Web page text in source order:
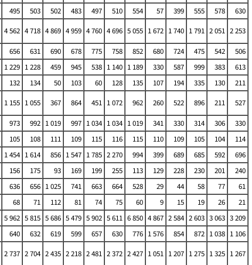
495 503 502 483 497 510 554 57 399 555 578
630
4 562 4 718 4 869 4 959 4 760 4 696 5 055 1 672 1 740 1 791 2 051 2 253
656 631 690 678 775 758 852 680 724 475 542
506
1 229 1 228 459 945 538 1 140 1 189 330 587 999 383
613
132 134 50 103 60 128 135 107 194 335 130
211
1 155 1 055 367 864 451 1 072 962 260 522 896 211
527
973 992 1 019 997 1 034 1 034 1 019 341 330 314 306
330
105 108 111 109 115 116 115 110 109 105 104
114
1 454 1 614 856 1 547 1 785 2 270 994 399 689 685 592
696
156 175 93 169 199 255 113 129 228 230 201
240
636 656 1 025 741 663 664 528 29 44 58 77
61
68 71 112 81 74 75 60 9 15 19 26
21
5 962 5 815 5 686 5 479 5 902 5 611 6 850 4 867 2 584 2 603 3 063 3 209
640 632 619 599 657 630 776 1 576 854 872 1 038 1 106
2 737 2 704 2 435 2 218 2 481 2 372 2 427 1 051 1 207 1 275 1 325 1 267